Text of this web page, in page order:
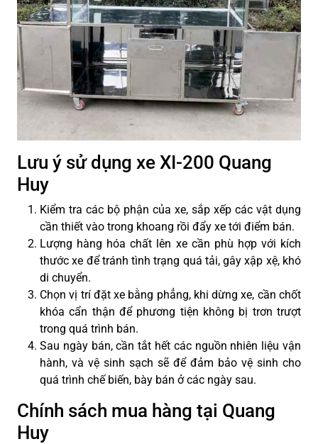
Lưu ý sử dụng xe XI-200 Quang
Huy
Kiểm tra các bộ phận của xe, sắp xếp các vật dụng
cần thiết vào trong khoang rồi đẩy xe tới điểm bán.
Lượng hàng hóa chất lên xe cần phù hợp với kích
thước xe để tránh tình trạng quá tải, gây xập xệ, khó
di chuyển.
Chọn vị trí đặt xe bằng phẳng, khi dừng xe, cần chốt
khóa cẩn thận để phương tiện không bị trơn trượt
trong quá trình bán.
Sau ngày bán, cần tắt hết các nguồn nhiên liệu vận
hành, và vệ sinh sạch sẽ để đảm bảo vệ sinh cho
quá trình chế biến, bày bán ở các ngày sau.
Chính sách mua hàng tại Quang
Huy